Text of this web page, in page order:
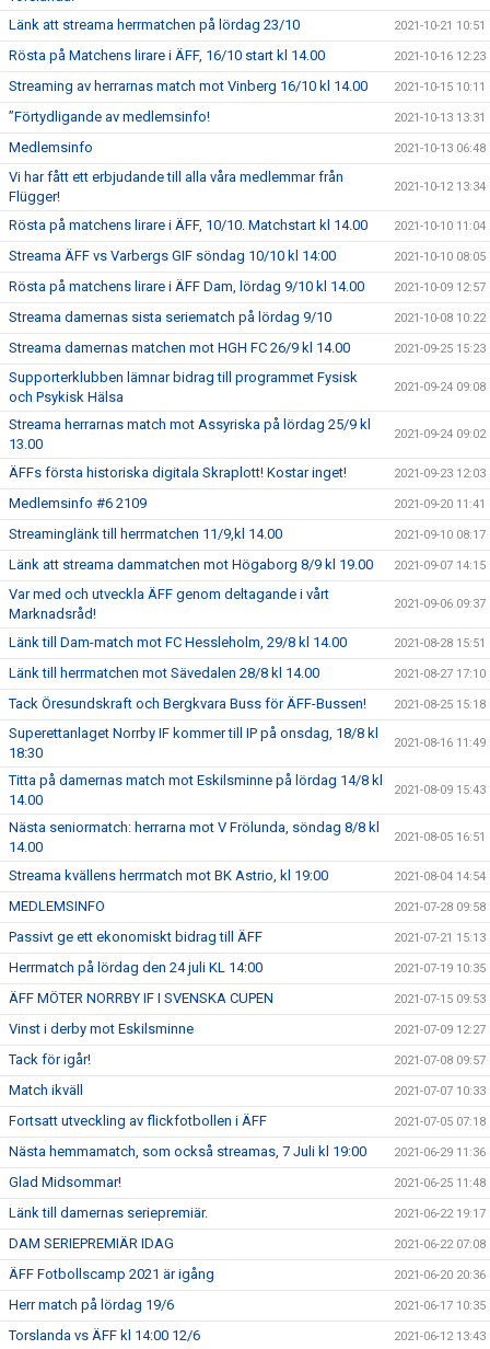
Länk att streama herrmatchen på lördag 23/10
2021-10-21 10:51
Rösta på Matchens lirare i ÄFF, 16/10 start kl 14.00 2021-10-16 12:23
Streaming av herrarnas match mot Vinberg 16/10 kl 14.00 2021-10-15 10:11
”Förtydligande av medlemsinfo! 2021-10-13 13:31
Medlemsinfo 2021-10-13 06:48
Vi har fått ett erbjudande till alla våra medlemmar från
Flügger!
2021-10-12 13:34
Rösta på matchens lirare i ÄFF, 10/10. Matchstart kl 14.00 2021-10-10 11:04
Streama ÄFF vs Varbergs GIF söndag 10/10 kl 14:00 2021-10-10 08:05
Rösta på matchens lirare i ÄFF Dam, lördag 9/10 kl 14.00 2021-10-09 12:57
Streama damernas sista seriematch på lördag 9/10 2021-10-08 10:22
Streama damernas matchen mot HGH FC 26/9 kl 14.00 2021-09-25 15:23
Supporterklubben lämnar bidrag till programmet Fysisk
och Psykisk Hälsa
2021-09-24 09:08
Streama herrarnas match mot Assyriska på lördag 25/9 kl
13.00
2021-09-24 09:02
ÄFFs första historiska digitala Skraplott! Kostar inget! 2021-09-23 12:03
Medlemsinfo #6 2109 2021-09-20 11:41
Streaminglänk till herrmatchen 11/9,kl 14.00 2021-09-10 08:17
Länk att streama dammatchen mot Högaborg 8/9 kl 19.00 2021-09-07 14:15
Var med och utveckla ÄFF genom deltagande i vårt
Marknadsråd!
2021-09-06 09:37
Länk till Dam-match mot FC Hessleholm, 29/8 kl 14.00 2021-08-28 15:51
Länk till herrmatchen mot Sävedalen 28/8 kl 14.00 2021-08-27 17:10
Tack Öresundskraft och Bergkvara Buss för ÄFF-Bussen! 2021-08-25 15:18
Superettanlaget Norrby IF kommer till IP på onsdag, 18/8 kl
18:30
2021-08-16 11:49
Titta på damernas match mot Eskilsminne på lördag 14/8 kl
14.00
2021-08-09 15:43
Nästa seniormatch: herrarna mot V Frölunda, söndag 8/8 kl
14.00
2021-08-05 16:51
Streama kvällens herrmatch mot BK Astrio, kl 19:00 2021-08-04 14:54
MEDLEMSINFO 2021-07-28 09:58
Passivt ge ett ekonomiskt bidrag till ÄFF 2021-07-21 15:13
Herrmatch på lördag den 24 juli KL 14:00 2021-07-19 10:35
ÄFF MÖTER NORRBY IF I SVENSKA CUPEN 2021-07-15 09:53
Vinst i derby mot Eskilsminne 2021-07-09 12:27
Tack för igår! 2021-07-08 09:57
Match ikväll 2021-07-07 10:33
Fortsatt utveckling av flickfotbollen i ÄFF 2021-07-05 07:18
Nästa hemmamatch, som också streamas, 7 Juli kl 19:00 2021-06-29 11:36
Glad Midsommar! 2021-06-25 11:48
Länk till damernas seriepremiär. 2021-06-22 19:17
DAM SERIEPREMIÄR IDAG 2021-06-22 07:08
ÄFF Fotbollscamp 2021 är igång 2021-06-20 20:36
Herr match på lördag 19/6 2021-06-17 10:35
Torslanda vs ÄFF kl 14:00 12/6 2021-06-12 13:43